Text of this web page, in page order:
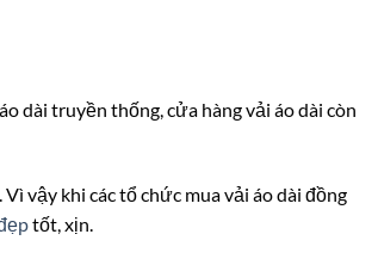
dài truyền thống, cửa hàng vải áo dài còn
vậy khi các tổ chức mua vải áo dài đồng
tốt, xịn.